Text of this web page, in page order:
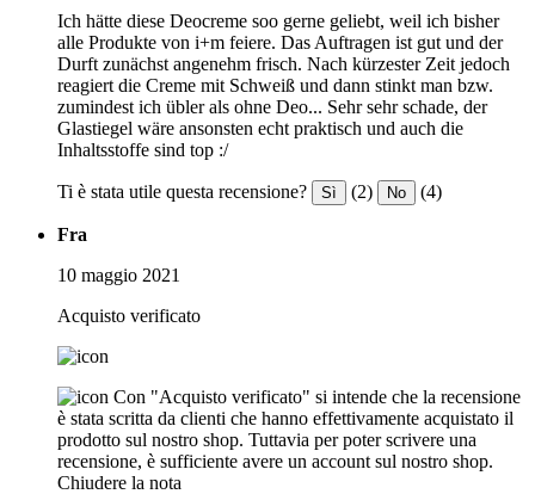
Ich hätte diese Deocreme soo gerne geliebt, weil ich bisher
alle Produkte von i+m feiere. Das Auftragen ist gut und der
Durft zunächst angenehm frisch. Nach kürzester Zeit jedoch
reagiert die Creme mit Schweiß und dann stinkt man bzw.
zumindest ich übler als ohne Deo... Sehr sehr schade, der
Glastiegel wäre ansonsten echt praktisch und auch die
Inhaltsstoffe sind top :/
Ti è stata utile questa recensione? Sì (2) No (4)
Fra
10 maggio 2021
Acquisto verificato
Con "Acquisto verificato" si intende che la recensione
è stata scritta da clienti che hanno effettivamente acquistato il
prodotto sul nostro shop. Tuttavia per poter scrivere una
recensione, è sufficiente avere un account sul nostro shop.
Chiudere la nota